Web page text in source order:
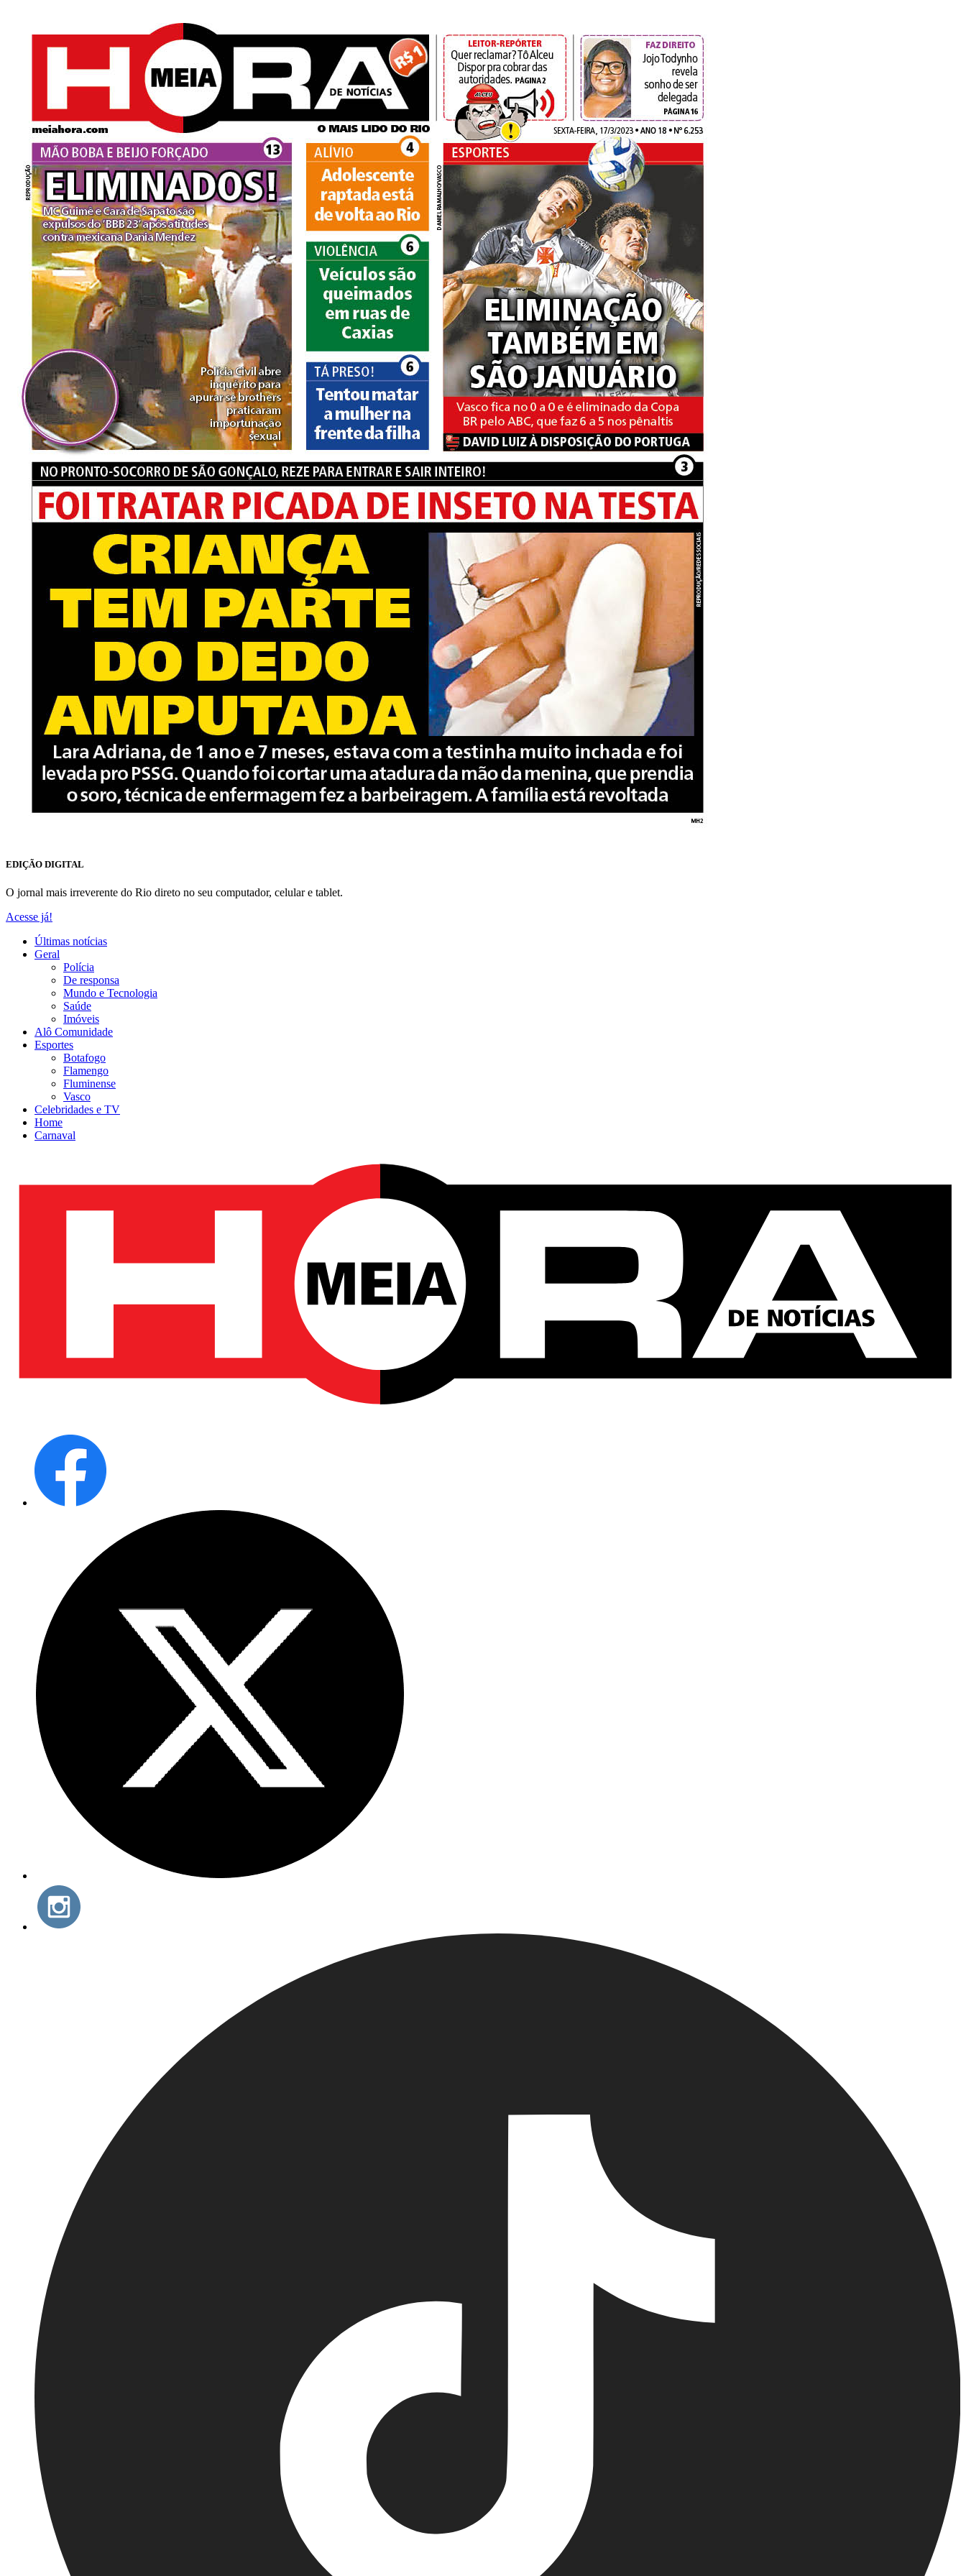
EDIÇÃO DIGITAL
O jornal mais irreverente do Rio direto no seu computador, celular e tablet.
Acesse já!
Últimas notícias
Geral
Polícia
De responsa
Mundo e Tecnologia
Saúde
Imóveis
Alô Comunidade
Esportes
Botafogo
Flamengo
Fluminense
Vasco
Celebridades e TV
Home
Carnaval